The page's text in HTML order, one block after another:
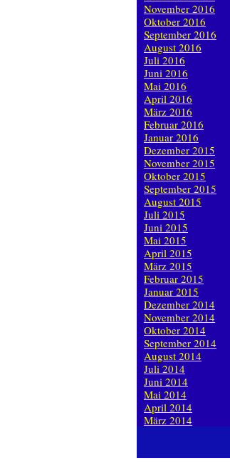
November 2016
Oktober 2016
September 2016
August 2016
Juli 2016
Juni 2016
Mai 2016
April 2016
März 2016
Februar 2016
Januar 2016
Dezember 2015
November 2015
Oktober 2015
September 2015
August 2015
Juli 2015
Juni 2015
Mai 2015
April 2015
März 2015
Februar 2015
Januar 2015
Dezember 2014
November 2014
Oktober 2014
September 2014
August 2014
Juli 2014
Juni 2014
Mai 2014
April 2014
März 2014